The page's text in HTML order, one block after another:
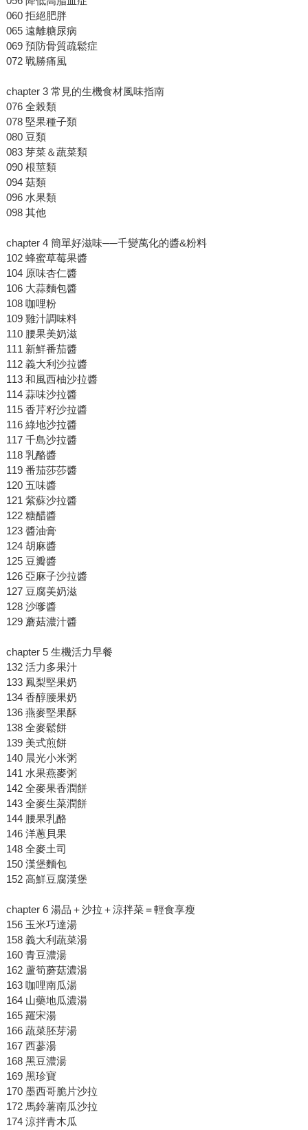
060 拒絕肥胖
065 遠離糖尿病
069 預防骨質疏鬆症
072 戰勝痛風
chapter 3 常見的生機食材風味指南
076 全榖類
078 堅果種子類
080 豆類
083 芽菜＆蔬菜類
090 根莖類
094 菇類
096 水果類
098 其他
chapter 4 簡單好滋味──千變萬化的醬&粉料
102 蜂蜜草莓果醬
104 原味杏仁醬
106 大蒜麵包醬
108 咖哩粉
109 雞汁調味料
110 腰果美奶滋
111 新鮮番茄醬
112 義大利沙拉醬
113 和風西柚沙拉醬
114 蒜味沙拉醬
115 香芹籽沙拉醬
116 綠地沙拉醬
117 千島沙拉醬
118 乳酪醬
119 番茄莎莎醬
120 五味醬
121 紫蘇沙拉醬
122 糖醋醬
123 醬油膏
124 胡麻醬
125 豆瓣醬
126 亞麻子沙拉醬
127 豆腐美奶滋
128 沙嗲醬
129 蘑菇濃汁醬
chapter 5 生機活力早餐
132 活力多果汁
133 鳳梨堅果奶
134 香醇腰果奶
136 燕麥堅果酥
138 全麥鬆餅
139 美式煎餅
140 晨光小米粥
141 水果燕麥粥
142 全麥果香潤餅
143 全麥生菜潤餅
144 腰果乳酪
146 洋蔥貝果
148 全麥土司
150 漢堡麵包
152 高鮮豆腐漢堡
chapter 6 湯品＋沙拉＋涼拌菜＝輕食享瘦
156 玉米巧達湯
158 義大利蔬菜湯
160 青豆濃湯
162 蘆筍蘑菇濃湯
163 咖哩南瓜湯
164 山藥地瓜濃湯
165 羅宋湯
166 蔬菜胚芽湯
167 西蔘湯
168 黑豆濃湯
169 黑珍寶
170 墨西哥脆片沙拉
172 馬鈴薯南瓜沙拉
174 涼拌青木瓜